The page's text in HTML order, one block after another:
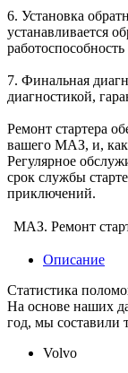
6. Установка
устанавливается
7. Финальная
диагностикой,
Ремонт стартера
вашего МАЗ, и, как
Регулярное
срок службы
приключений.
МАЗ. Ремонт
Описание
Статистика
На основе наших
год, мы составили
Volvo